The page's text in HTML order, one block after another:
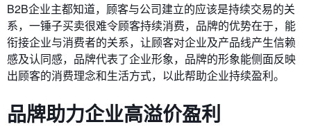
B2B企业主都知道，顾客与公司建立的应该是持续交易的关
系，一锤子买卖很难令顾客持续消费，品牌的优势在于，能
衔接企业与消费者的关系，让顾客对企业及产品线产生信赖
感及认同感，品牌代表了企业形象，品牌的形象能侧面反映
出顾客的消费理念和生活方式，以此帮助企业持续盈利。
品牌助力企业高溢价盈利